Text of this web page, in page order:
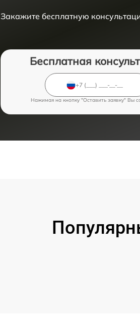
Закажите бесплатную
Бесплатная
Нажимая на кнопку "Оставить заявку" Вы